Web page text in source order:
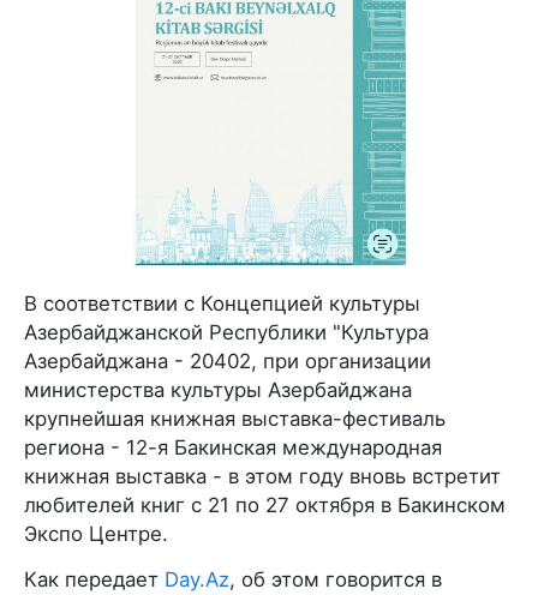
В соответствии с Концепцией культуры
Азербайджанской Республики "Культура
Азербайджана - 20402, при организации
министерства культуры Азербайджана
крупнейшая книжная выставка-фестиваль
региона - 12-я Бакинская международная
книжная выставка - в этом году вновь встретит
любителей книг с 21 по 27 октября в Бакинском
Экспо Центре.
Как передает Day.Az, об этом говорится в